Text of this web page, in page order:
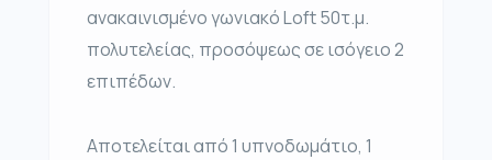
ανακαινισμένο γωνιακό Loft 50τ.μ.
πολυτελείας, προσόψεως σε ισόγειο 2
επιπέδων.
Αποτελείται από 1 υπνοδωμάτιο, 1